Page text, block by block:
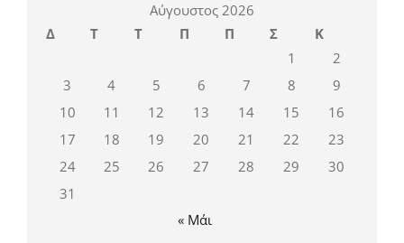
Αύγουστος 2026
Δ
Τ Τ Π Π Σ
Κ
1
2
3
4 5 6 7 8
9
10
11 12 13 14 15
16
17
18 19 20 21 22
23
24
25 26 27 28 29
30
31
« Μάι